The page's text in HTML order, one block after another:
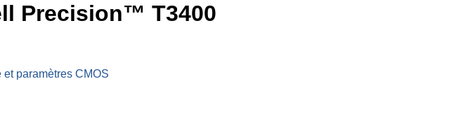
Precision™ T3400
et paramètres CMOS